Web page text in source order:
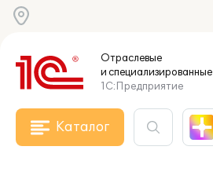
Отраслевые
и специализированные
1С:Предприятие
Каталог